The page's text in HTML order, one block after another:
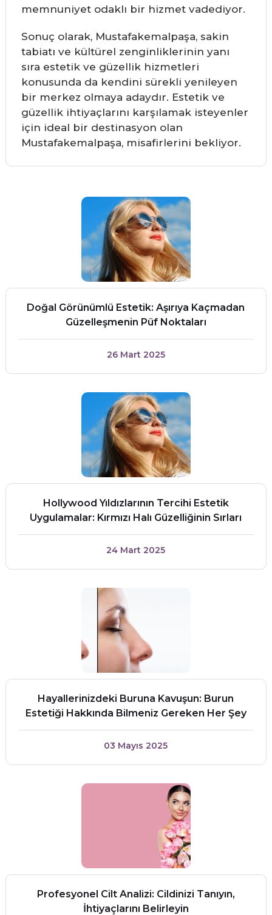
memnuniyet odaklı bir hizmet vadediyor.
Sonuç olarak, Mustafakemalpaşa, sakin
tabiatı ve kültürel zenginliklerinin yanı
sıra estetik ve güzellik hizmetleri
konusunda da kendini sürekli yenileyen
bir merkez olmaya adaydır. Estetik ve
güzellik ihtiyaçlarını karşılamak isteyenler
için ideal bir destinasyon olan
Mustafakemalpaşa, misafirlerini bekliyor.
Doğal Görünümlü Estetik: Aşırıya Kaçmadan
Güzelleşmenin Püf Noktaları
26 Mart 2025
Hollywood Yıldızlarının Tercihi Estetik
Uygulamalar: Kırmızı Halı Güzelliğinin Sırları
24 Mart 2025
Hayallerinizdeki Buruna Kavuşun: Burun
Estetiği Hakkında Bilmeniz Gereken Her Şey
03 Mayıs 2025
Profesyonel Cilt Analizi: Cildinizi Tanıyın,
İhtiyaçlarını Belirleyin